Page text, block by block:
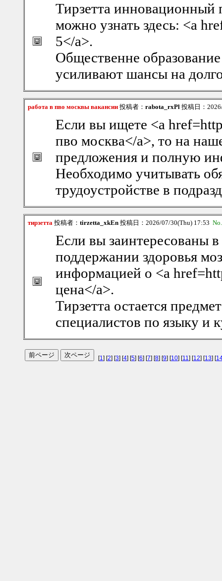
Тирзетта инновационный
можно узнать здесь: <a
5</a>.
Общественне
усиливают шансы на
работа в пво москвы вакансии 投稿者： rabota_rxPl 投稿日：
Если вы ищете <a
пво москва</a>, то на
предложения и полную
Необходимо учитывать
трудоустройстве в
тирзетта 投稿者： tirzetta_xkEn 投稿日：2026/07/30(Thu) 17:53
Если вы заинтересованы
поддержании здоровья
информацией о <a
цена</a>.
Тирзетта остается
специалистов по языку и
[1] [2] [3] [4] [5] [6] [7] [8] [9] [10] [11] [12] [13] [